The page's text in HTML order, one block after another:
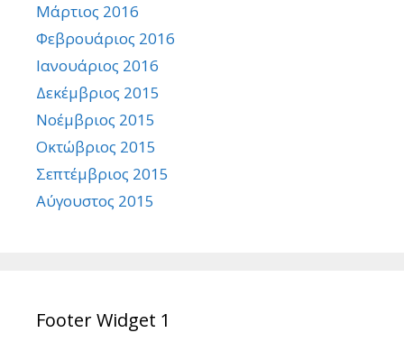
Μάρτιος 2016
Φεβρουάριος 2016
Ιανουάριος 2016
Δεκέμβριος 2015
Νοέμβριος 2015
Οκτώβριος 2015
Σεπτέμβριος 2015
Αύγουστος 2015
Footer Widget 1